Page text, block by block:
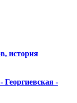
история
-